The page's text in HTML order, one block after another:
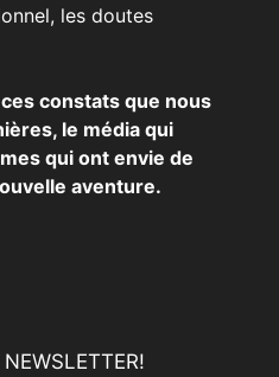
les doutes
constats que nous
le média qui
qui ont envie de
aventure.